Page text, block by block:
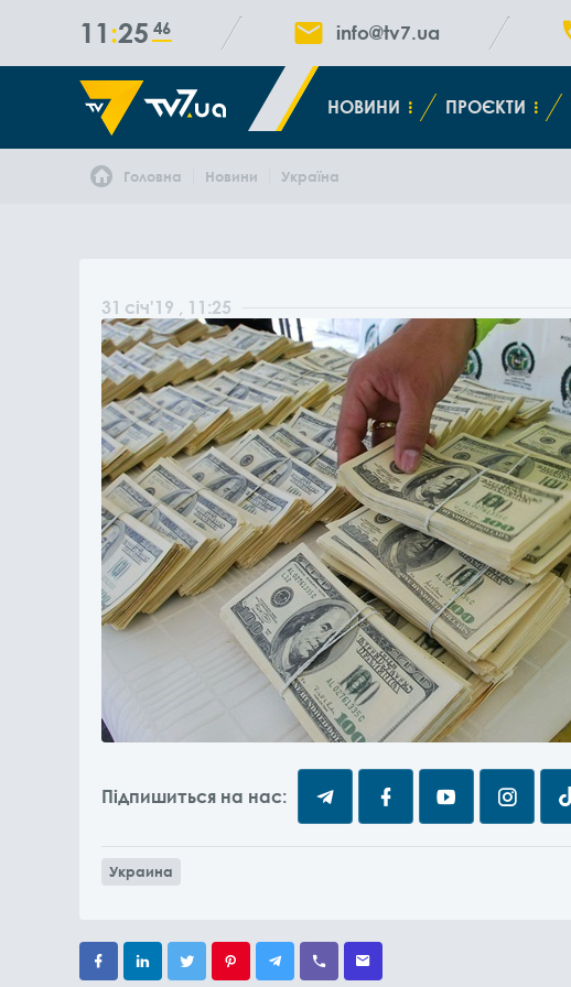
11 25 47 info@tv7.ua
НОВИНИ ПРОЄКТИ
Головна Новини Україна
31 січ'19 , 11:25
Підпишиться на нас:
Украина